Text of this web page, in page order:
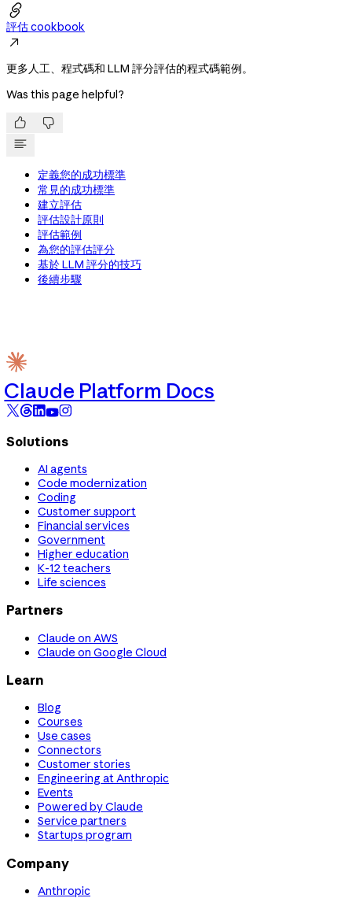

評估 cookbook

更多人工、程式碼和 LLM 評分評估的程式碼範例。
Was this page helpful?
 
定義您的成功標準
常見的成功標準
建立評估
評估設計原則
評估範例
為您的評估評分
基於 LLM 評分的技巧
後續步驟
Claude Platform Docs
Solutions
AI agents
Code modernization
Coding
Customer support
Financial services
Government
Higher education
K-12 teachers
Life sciences
Partners
Claude on AWS
Claude on Google Cloud
Learn
Blog
Courses
Use cases
Connectors
Customer stories
Engineering at Anthropic
Events
Powered by Claude
Service partners
Startups program
Company
Anthropic